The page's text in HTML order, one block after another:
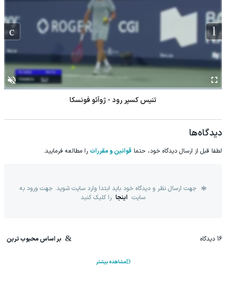
تنیس کسپر رود - ژوآئو فونسکا
دیدگاه‌ها
لطفا قبل از ارسال دیدگاه خود، حتما قوانین و مقررات را مطالعه فرمایید.
جهت ارسال نظر و دیدگاه خود باید ابتدا وارد سایت شوید. جهت ورود به
سایت اینجا را کلیک کنید
16 دیدگاه بر اساس محبوب ترین
مشاهده بیشتر